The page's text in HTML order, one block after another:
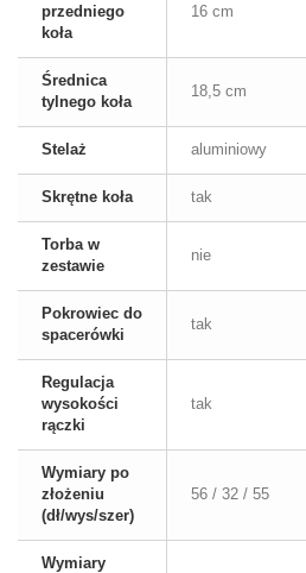
przedniego
koła
16 cm
Średnica
tylnego koła
18,5 cm
Stelaż aluminiowy
Skrętne koła tak
Torba w
zestawie
nie
Pokrowiec do
spacerówki
tak
Regulacja
wysokości
rączki
tak
Wymiary po
złożeniu
(dł/wys/szer)
56 / 32 / 55
Wymiary